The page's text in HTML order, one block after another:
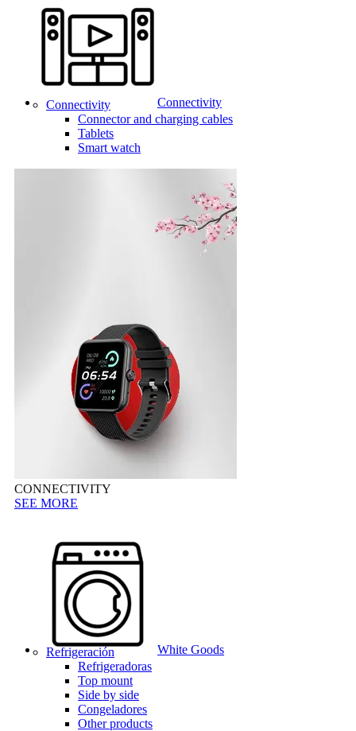
Connectivity
Connectivity
Connector and charging cables
Tablets
Smart watch
CONNECTIVITY
SEE MORE
White Goods
Refrigeración
Refrigeradoras
Top mount
Side by side
Congeladores
Other products